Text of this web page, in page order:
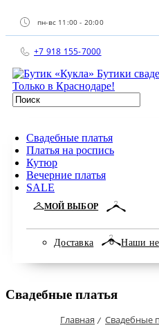
пн-вс 11:00 - 20:00
+7 918 155-7000
Бутики
Только в Краснодаре!
Свадебные платья
Платья на роспись
Кутюр
Вечерние платья
SALE
МОЙ ВЫБОР
Доставка Наши
Свадебные платья
Главная / Свадебные